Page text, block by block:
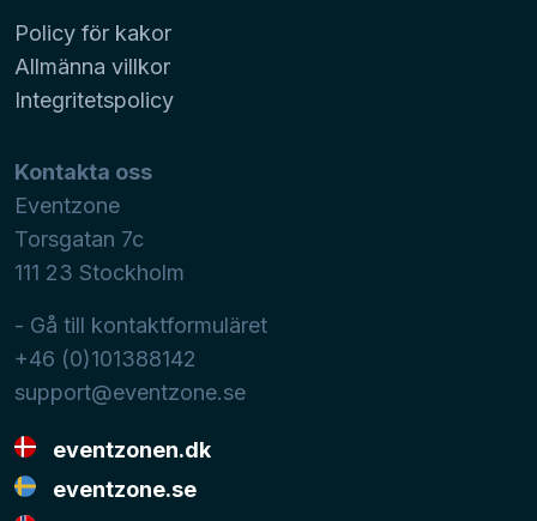
Policy för kakor
Allmänna villkor
Integritetspolicy
Kontakta oss
Eventzone
Torsgatan 7c
111 23 Stockholm
- Gå till kontaktformuläret
+46 (0)101388142
support@eventzone.se
eventzonen.dk
eventzone.se